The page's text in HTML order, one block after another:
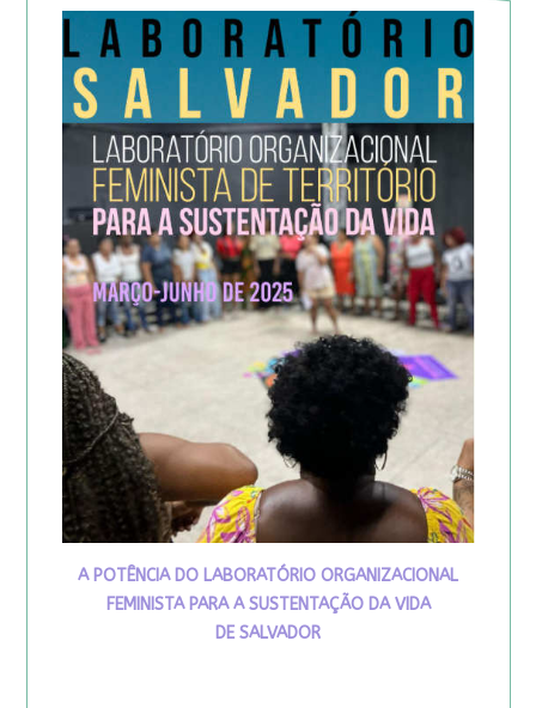
A POTÊNCIA DO LABORATÓRIO ORGANIZACIONAL
FEMINISTA PARA A SUSTENTAÇÃO DA VIDA
DE SALVADOR